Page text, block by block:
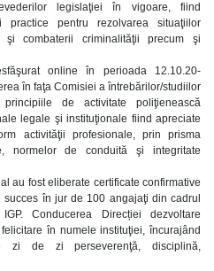
legislaţiei în vigoare, fiind
practice pentru rezolvarea situaţiilor
combaterii criminalităţii precum şi
online în perioada 12.10.20-
în faţa Comisiei a întrebărilor/studiilor
de activitate poliţienească
legale şi instituţionale fiind apreciate
activităţii profesionale, prin prisma
normelor de conduită şi integritate
au fost eliberate certificate confirmative
în jur de 100 angajaţi din cadrul
Conducerea Direcției dezvoltare
în numele instituţiei, încurajând
zi de zi perseverenţă, disciplină,